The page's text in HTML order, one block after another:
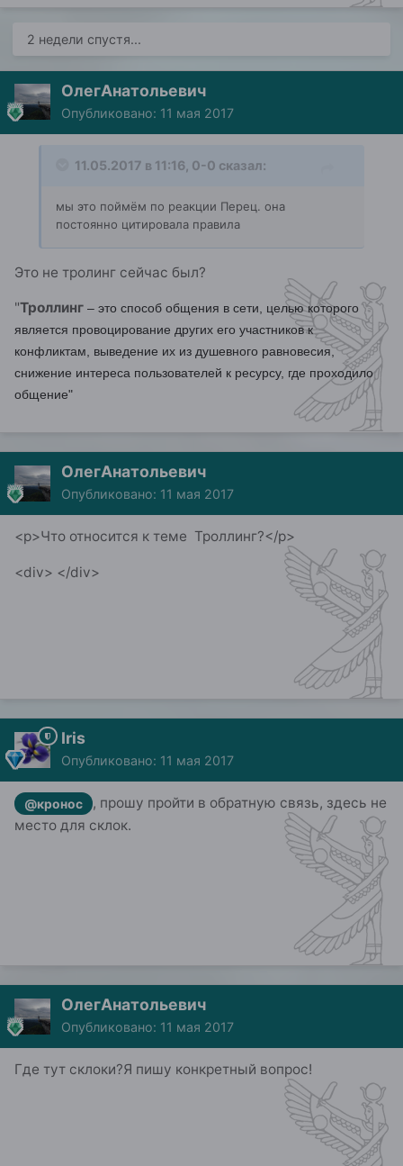
2 недели спустя...
ОлегАнатольевич
Опубликовано: 11 мая 2017
11.05.2017 в 11:16, 0-0 сказал:
мы это поймём по реакции Перец. она
постоянно цитировала правила
Это не тролинг сейчас был?
"Троллинг – это способ общения в сети, целью которого
является провоцирование других его участников к
конфликтам, выведение их из душевного равновесия,
снижение интереса пользователей к ресурсу, где проходило
общение"
ОлегАнатольевич
Опубликовано: 11 мая 2017
<p>Что относится к теме Троллинг?</p>
<div> </div>
Iris
Опубликовано: 11 мая 2017
@кронос
, прошу пройти в обратную связь, здесь не
место для склок.
ОлегАнатольевич
Опубликовано: 11 мая 2017
Где тут склоки?Я пишу конкретный вопрос!